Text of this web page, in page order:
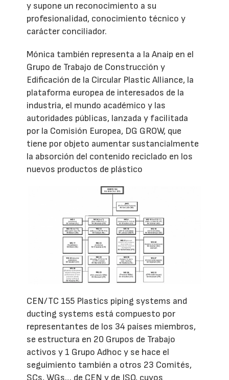
y supone un reconocimiento a su
profesionalidad, conocimiento técnico y
carácter conciliador.
Mónica también representa a la Anaip en el
Grupo de Trabajo de Construcción y
Edificación de la Circular Plastic Alliance, la
plataforma europea de interesados de la
industria, el mundo académico y las
autoridades públicas, lanzada y facilitada
por la Comisión Europea, DG GROW, que
tiene por objeto aumentar sustancialmente
la absorción del contenido reciclado en los
nuevos productos de plástico
CEN/TC 155 Plastics piping systems and
ducting systems está compuesto por
representantes de los 34 países miembros,
se estructura en 20 Grupos de Trabajo
activos y 1 Grupo Adhoc y se hace el
seguimiento también a otros 23 Comités,
SCs, WGs… de CEN y de ISO, cuyos